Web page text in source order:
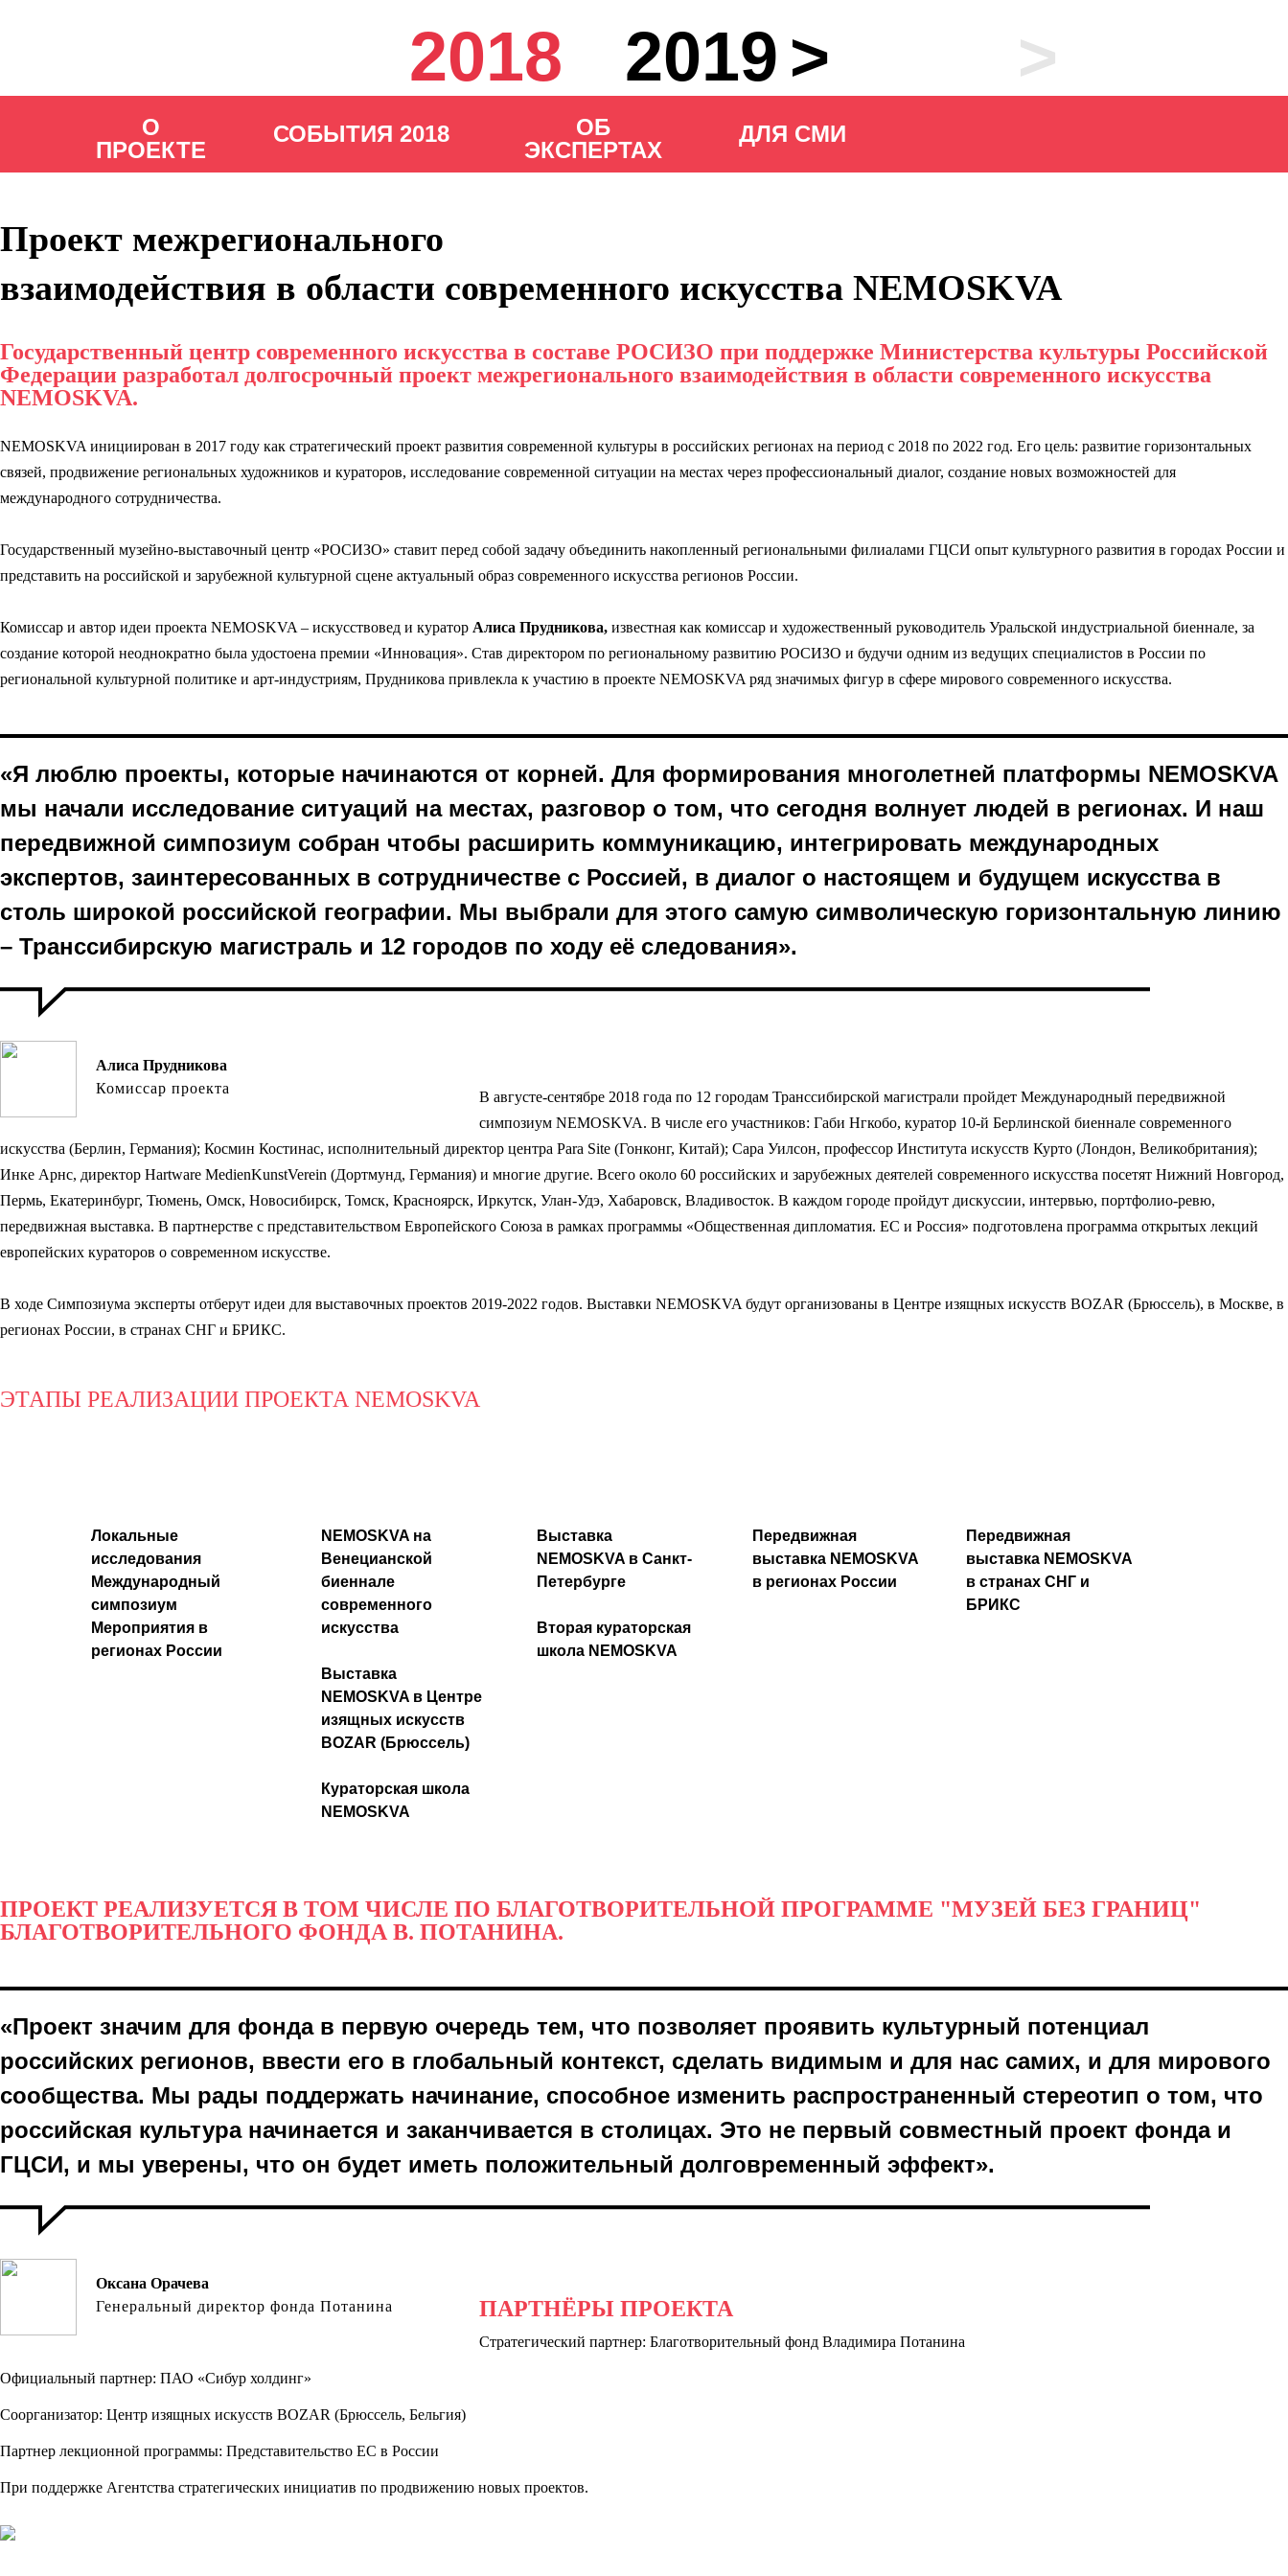
2019
2018
>
>
2020
>
2021
СОБЫТИЯ 2018
ОБ
ЭКСПЕРТАХ
ДЛЯ СМИ
О
ПРОЕКТЕ
СОБЫТИЯ 2018
ДЛЯ СМИ
О ПРОЕКТЕ
Проект межрегионального
взаимодействия в области современного искусства NEMOSKVA
Государственный центр современного искусства в составе РОСИЗО при поддержке Министерства культуры Российской
Федерации разработал долгосрочный проект межрегионального взаимодействия в области современного искусства
NEMOSKVA.
NEMOSKVA инициирован в 2017 году как стратегический проект развития современной культуры в российских регионах на период с 2018 по 2022 год. Его цель: развитие горизонтальных
связей, продвижение региональных художников и кураторов, исследование современной ситуации на местах через профессиональный диалог, создание новых возможностей для
международного сотрудничества.
Государственный музейно-выставочный центр «РОСИЗО» ставит перед собой задачу объединить накопленный региональными филиалами ГЦСИ опыт культурного развития в городах России и
представить на российской и зарубежной культурной сцене актуальный образ современного искусства регионов России.
Комиссар и автор идеи проекта NEMOSKVA – искусствовед и куратор Алиса Прудникова, известная как комиссар и художественный руководитель Уральской индустриальной биеннале, за
создание которой неоднократно была удостоена премии «Инновация». Став директором по региональному развитию РОСИЗО и будучи одним из ведущих специалистов в России по
региональной культурной политике и арт-индустриям, Прудникова привлекла к участию в проекте NEMOSKVA ряд значимых фигур в сфере мирового современного искусства.
«Я люблю проекты, которые начинаются от корней. Для формирования многолетней платформы NEMOSKVA
мы начали исследование ситуаций на местах, разговор о том, что сегодня волнует людей в регионах. И наш
передвижной симпозиум собран чтобы расширить коммуникацию, интегрировать международных
экспертов, заинтересованных в сотрудничестве с Россией, в диалог о настоящем и будущем искусства в
столь широкой российской географии. Мы выбрали для этого самую символическую горизонтальную линию
– Транссибирскую магистраль и 12 городов по ходу её следования».
Алиса Прудникова
Комиссар проекта
В августе-сентябре 2018 года по 12 городам Транссибирской магистрали пройдет Международный передвижной
симпозиум NEMOSKVA. В числе его участников: Габи Нгкобо, куратор 10-й Берлинской биеннале современного
искусства (Берлин, Германия); Космин Костинас, исполнительный директор центра Para Site (Гонконг, Китай); Сара Уилсон, профессор Института искусств Курто (Лондон, Великобритания);
Инке Арнс, директор Hartware MedienKunstVerein (Дортмунд, Германия) и многие другие. Всего около 60 российских и зарубежных деятелей современного искусства посетят Нижний Новгород,
Пермь, Екатеринбург, Тюмень, Омск, Новосибирск, Томск, Красноярск, Иркутск, Улан-Удэ, Хабаровск, Владивосток. В каждом городе пройдут дискуссии, интервью, портфолио-ревю,
передвижная выставка. В партнерстве с представительством Европейского Союза в рамках программы «Общественная дипломатия. ЕС и Россия» подготовлена программа открытых лекций
европейских кураторов о современном искусстве.
В ходе Симпозиума эксперты отберут идеи для выставочных проектов 2019-2022 годов. Выставки NEMOSKVA будут организованы в Центре изящных искусств BOZAR (Брюссель), в Москве, в
регионах России, в странах СНГ и БРИКС.
ЭТАПЫ РЕАЛИЗАЦИИ ПРОЕКТА NEMOSKVA
Локальные
исследования
Международный
симпозиум
Мероприятия в
регионах России
NEMOSKVA на
Венецианской
биеннале
современного
искусства
Выставка
NEMOSKVA в Центре
изящных искусств
BOZAR (Брюссель)
Кураторская школа
NEMOSKVA
Выставка
NEMOSKVA в Санкт-
Петербурге
Вторая кураторская
школа NEMOSKVA
Передвижная
выставка NEMOSKVA
в регионах России
Передвижная
выставка NEMOSKVA
в странах СНГ и
БРИКС
ПРОЕКТ РЕАЛИЗУЕТСЯ В ТОМ ЧИСЛЕ ПО БЛАГОТВОРИТЕЛЬНОЙ ПРОГРАММЕ "МУЗЕЙ БЕЗ ГРАНИЦ"
БЛАГОТВОРИТЕЛЬНОГО ФОНДА В. ПОТАНИНА.
«Проект значим для фонда в первую очередь тем, что позволяет проявить культурный потенциал
российских регионов, ввести его в глобальный контекст, сделать видимым и для нас самих, и для мирового
сообщества. Мы рады поддержать начинание, способное изменить распространенный стереотип о том, что
российская культура начинается и заканчивается в столицах. Это не первый совместный проект фонда и
ГЦСИ, и мы уверены, что он будет иметь положительный долговременный эффект».
Оксана Орачева
Генеральный директор фонда Потанина
ПАРТНЁРЫ ПРОЕКТА
Стратегический партнер: Благотворительный фонд Владимира Потанина
Официальный партнер: ПАО «Сибур холдинг»
Соорганизатор: Центр изящных искусств BOZAR (Брюссель, Бельгия)
Партнер лекционной программы: Представительство ЕС в России
При поддержке Агентства стратегических инициатив по продвижению новых проектов.